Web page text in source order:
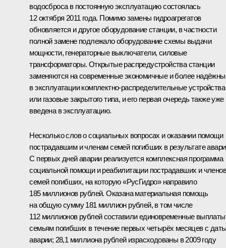
водосброса в постоянную эксплуатацию состоялась
12 октября 2011 года. Помимо замены гидроагрегатов
обновляется и другое оборудование станции, в частности
полной замене подлежало оборудование схемы выдачи
мощности, генераторные выключатели, силовые
трансформаторы. Открытые распредустройства станции
заменяются на современные экономичные и более
в эксплуатации комплектно-распределительные устройства
или газовые закрытого типа, и его первая очередь также уже
введена в эксплуатацию.
Несколько слов о социальных вопросах и оказании помощи
пострадавшим и членам семей погибших в результате
С первых дней аварии реализуется комплексная программа
социальной помощи и реабилитации пострадавших и членов
семей погибших, на которую «РусГидро» направило
185 миллионов рублей. Оказана материальная помощь
на общую сумму 181 миллион рублей, в том числе
112 миллионов рублей составили единовременные выплаты
семьям погибших в течение первых четырёх месяцев с
аварии; 28,1 миллиона рублей израсходованы в 2009 году